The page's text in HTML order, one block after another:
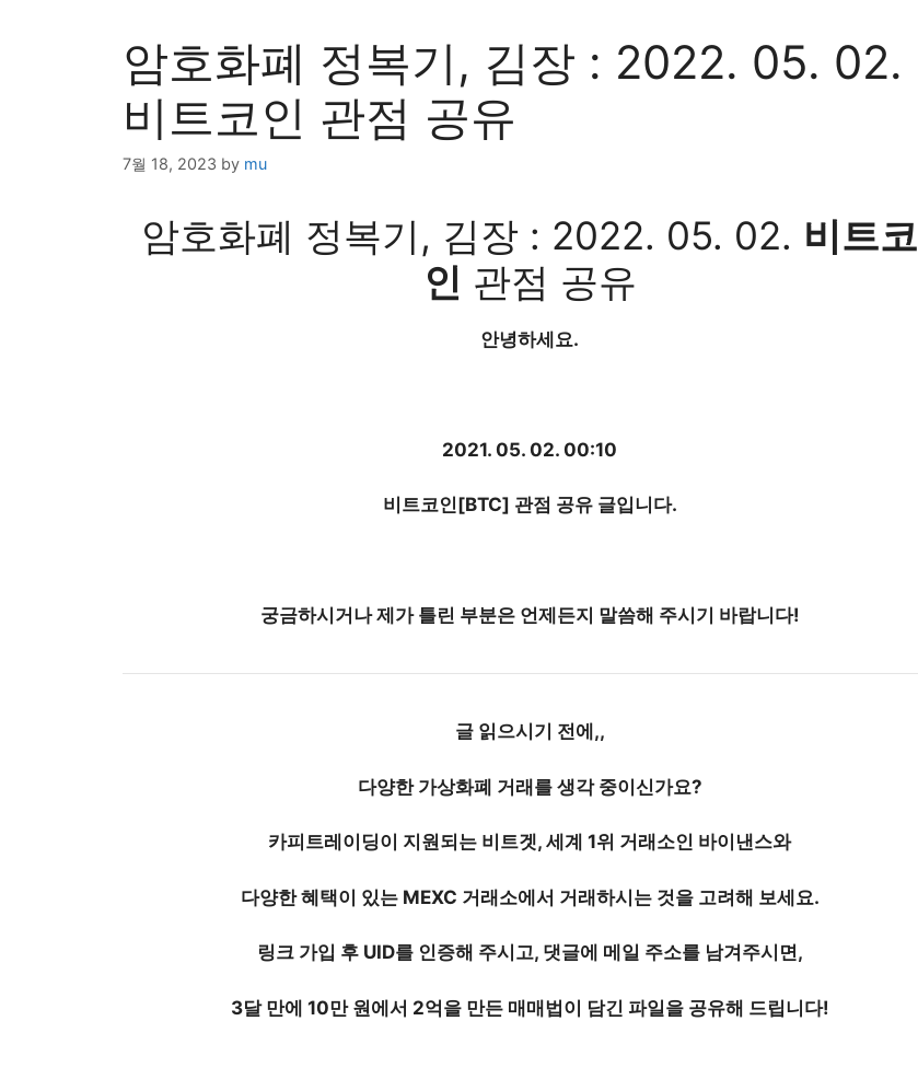
암호화폐 정복기, 김장 : 2022. 05. 02.
비트코인 관점 공유
7월 18, 2023 by mu
암호화폐 정복기, 김장 : 2022. 05. 02. 비트코
인 관점 공유
안녕하세요.
​2021. 05. 02. 00:10
​비트코인[BTC] 관점 공유 글입니다.
궁금하시거나 제가 틀린 부분은 ​언제든지 말씀해 주시기 바랍니다!
글 읽으시기 전에,,
다양한 가상화폐 거래를 생각 중이신가요?
카피트레이딩이 지원되는 비트겟, 세계 1위 거래소인 바이낸스와
다양한 혜택이 있는 MEXC 거래소에서 거래하시는 것을 고려해 보세요.
링크 가입 후 UID를 인증해 주시고, 댓글에 메일 주소를 남겨주시면,
3달 만에 10만 원에서 2억을 만든 매매법이 담긴 파일을 공유해 드립니다!